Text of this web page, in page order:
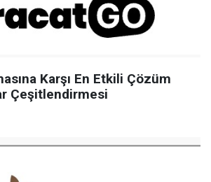
Karşı En Etkili Çözüm
Çeşitlendirmesi